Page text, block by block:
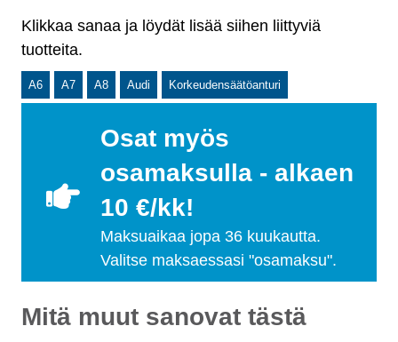
Klikkaa sanaa ja löydät lisää siihen liittyviä
tuotteita.
A6 A7 A8 Audi Korkeudensäätöanturi
Osat myös
osamaksulla - alkaen
10 €/kk!
Maksuaikaa jopa 36 kuukautta.
Valitse maksaessasi "osamaksu".
Mitä muut sanovat tästä